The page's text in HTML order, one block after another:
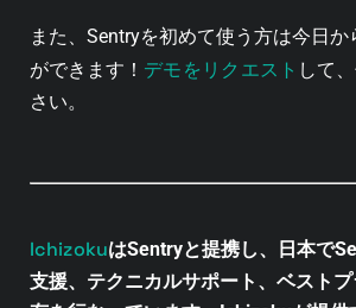
また、Sentryを初めて使う方は今日か
ができます！ デモをリクエスト して
さい。
IchizokuはSentryと提携し、日本で
支援、テクニカルサポート、ベスト